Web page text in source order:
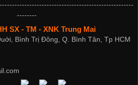
--------
SX - TM - XNK Trung Mai
Bình Trị Đông, Q. Bình Tân, Tp HCM